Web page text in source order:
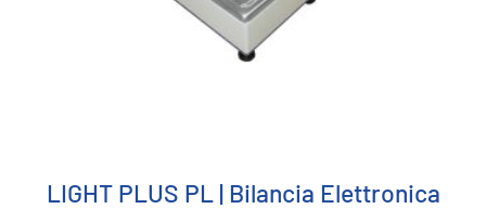
LIGHT PLUS PL | Bilancia Elettronica